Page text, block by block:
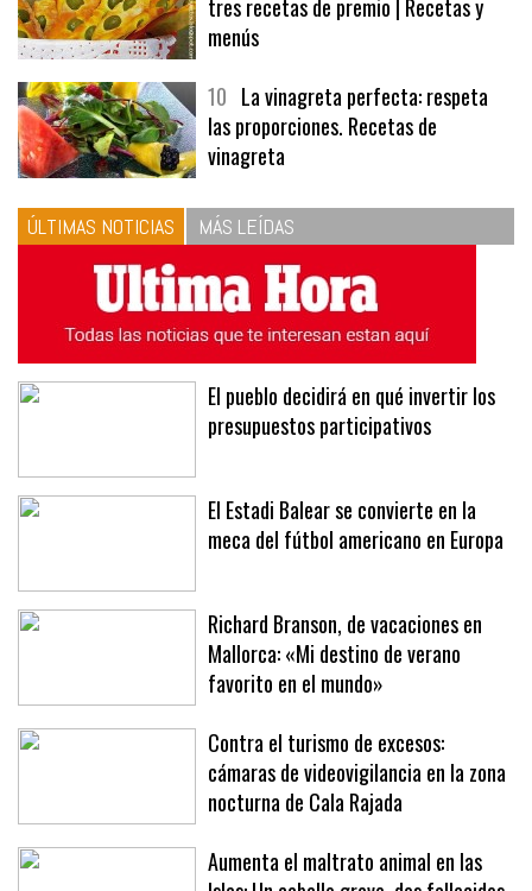
9Panecillos, gazpacho y bavarois,
tres recetas de premio | Recetas y
menús
10La vinagreta perfecta: respeta
las proporciones. Recetas de
vinagreta
ÚLTIMAS NOTICIAS MÁS LEÍDAS
El pueblo decidirá en qué invertir los
El Estadi Balear se convierte en la
Richard Branson, de vacaciones en
Mallorca: «Mi destino de verano
favorito en el mundo»
Contra el turismo de excesos:
cámaras de videovigilancia en la zona
nocturna de Cala Rajada